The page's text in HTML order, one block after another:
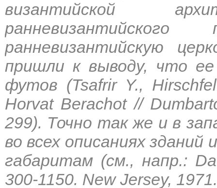
византийской
ранневизантийскую
пришли к выводу, что
футов (Tsafrir Y.,
Horvat Berachot //
299). Точно так же и в
во всех описаниях
габаритам (см., напр.:
300-1150. New Jersey,